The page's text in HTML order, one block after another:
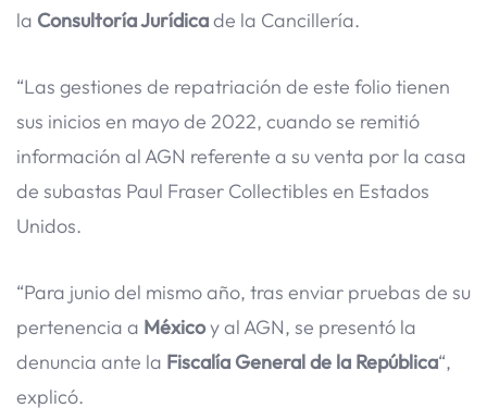
la Consultoría Jurídicade la Cancillería.
“Las gestiones de repatriación de este folio tienen
sus inicios en mayo de 2022, cuando se remitió
información al AGN referente a su venta por la casa
de subastas Paul Fraser Collectibles en Estados
Unidos.
“Para junio del mismo año, tras enviar pruebas de su
pertenencia a Méxicoy al AGN, se presentó la
denuncia ante la Fiscalía General de la República“,
explicó.